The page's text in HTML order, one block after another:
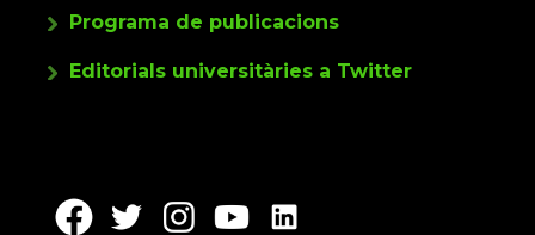
Programa de publicacions
Editorials universitàries a Twitter